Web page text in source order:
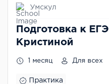
Умскул
Подготовка к
Кристиной
1 месяц Для всех
Практика